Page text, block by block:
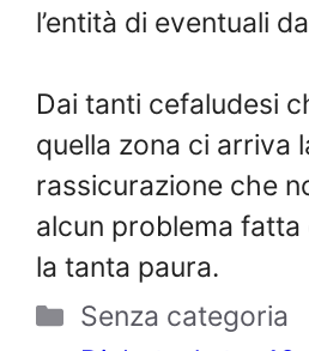
l’entità di eventuali
Dai tanti cefaludesi
quella zona ci arriva
rassicurazione che
alcun problema
la tanta paura.
Categorie
Senza categoria